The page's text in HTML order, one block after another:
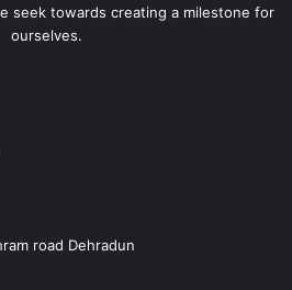
seek towards creating a milestone for
ourselves.
road Dehradun